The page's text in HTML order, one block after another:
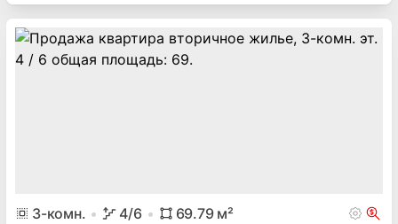
3-комн. 4/6 69.79м²